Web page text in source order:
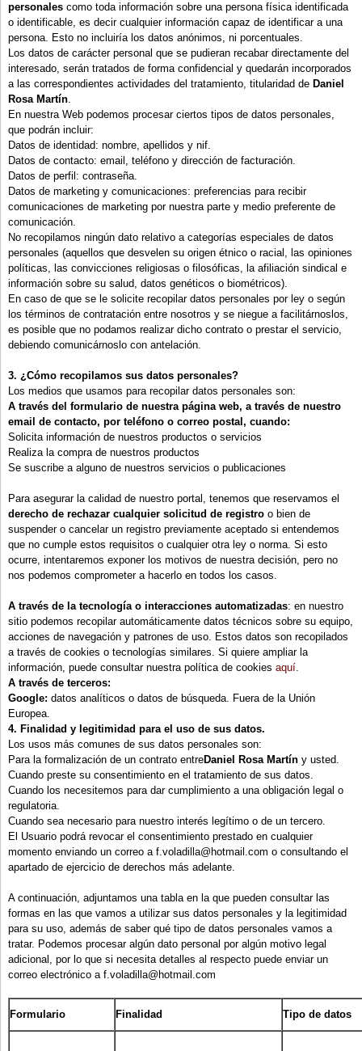
personales como toda información sobre una persona física identificada
o identificable, es decir cualquier información capaz de identificar a una
persona. Esto no incluiría los datos anónimos, ni porcentuales.
Los datos de carácter personal que se pudieran recabar directamente del
interesado, serán tratados de forma confidencial y quedarán incorporados
a las correspondientes actividades del tratamiento, titularidad de Daniel
Rosa Martín.
En nuestra Web podemos procesar ciertos tipos de datos personales,
que podrán incluir:
Datos de identidad: nombre, apellidos y nif.
Datos de contacto: email, teléfono y dirección de facturación.
Datos de perfil: contraseña.
Datos de marketing y comunicaciones: preferencias para recibir
comunicaciones de marketing por nuestra parte y medio preferente de
comunicación.
No recopilamos ningún dato relativo a categorías especiales de datos
personales (aquellos que desvelen su origen étnico o racial, las opiniones
políticas, las convicciones religiosas o filosóficas, la afiliación sindical e
información sobre su salud, datos genéticos o biométricos).
En caso de que se le solicite recopilar datos personales por ley o según
los términos de contratación entre nosotros y se niegue a facilitárnoslos,
es posible que no podamos realizar dicho contrato o prestar el servicio,
debiendo comunicárnoslo con antelación.
3. ¿Cómo recopilamos sus datos personales?
Los medios que usamos para recopilar datos personales son:
A través del formulario de nuestra página web, a través de nuestro
email de contacto, por teléfono o correo postal, cuando:
Solicita información de nuestros productos o servicios
Realiza la compra de nuestros productos
Se suscribe a alguno de nuestros servicios o publicaciones
Para asegurar la calidad de nuestro portal, tenemos que reservamos el
derecho de rechazar cualquier solicitud de registro o bien de
suspender o cancelar un registro previamente aceptado si entendemos
que no cumple estos requisitos o cualquier otra ley o norma. Si esto
ocurre, intentaremos exponer los motivos de nuestra decisión, pero no
nos podemos comprometer a hacerlo en todos los casos.
A través de la tecnología o interacciones automatizadas: en nuestro
sitio podemos recopilar automáticamente datos técnicos sobre su equipo,
acciones de navegación y patrones de uso. Estos datos son recopilados
a través de cookies o tecnologías similares. Si quiere ampliar la
información, puede consultar nuestra política de cookies aquí.
A través de terceros:
Google: datos analíticos o datos de búsqueda. Fuera de la Unión
Europea.
4. Finalidad y legitimidad para el uso de sus datos.
Los usos más comunes de sus datos personales son:
Para la formalización de un contrato entreDaniel Rosa Martín y usted.
Cuando preste su consentimiento en el tratamiento de sus datos.
Cuando los necesitemos para dar cumplimiento a una obligación legal o
regulatoria.
Cuando sea necesario para nuestro interés legítimo o de un tercero.
El Usuario podrá revocar el consentimiento prestado en cualquier
momento enviando un correo a f.voladilla@hotmail.com o consultando el
apartado de ejercicio de derechos más adelante.
A continuación, adjuntamos una tabla en la que pueden consultar las
formas en las que vamos a utilizar sus datos personales y la legitimidad
para su uso, además de saber qué tipo de datos personales vamos a
tratar. Podemos procesar algún dato personal por algún motivo legal
adicional, por lo que si necesita detalles al respecto puede enviar un
correo electrónico a f.voladilla@hotmail.com
Formulario Finalidad Tipo de datos